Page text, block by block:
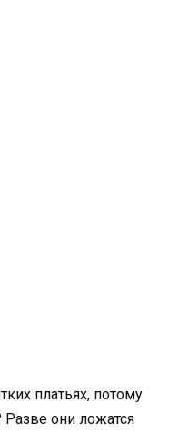
платьях, потому
Разве они ложатся